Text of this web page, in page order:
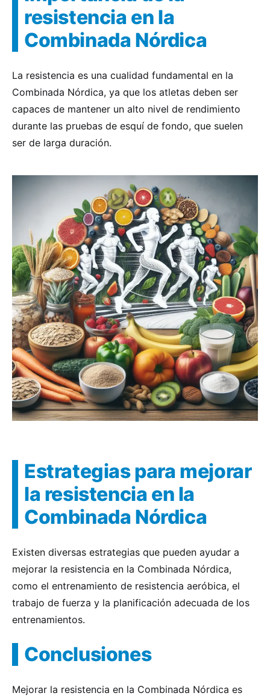
resistencia en la
Combinada Nórdica
La resistencia es una cualidad fundamental en la
Combinada Nórdica, ya que los atletas deben ser
capaces de mantener un alto nivel de rendimiento
durante las pruebas de esquí de fondo, que suelen
ser de larga duración.
Estrategias para mejorar
la resistencia en la
Combinada Nórdica
Existen diversas estrategias que pueden ayudar a
mejorar la resistencia en la Combinada Nórdica,
como el entrenamiento de resistencia aeróbica, el
trabajo de fuerza y la planificación adecuada de los
entrenamientos.
Conclusiones
Mejorar la resistencia en la Combinada Nórdica es